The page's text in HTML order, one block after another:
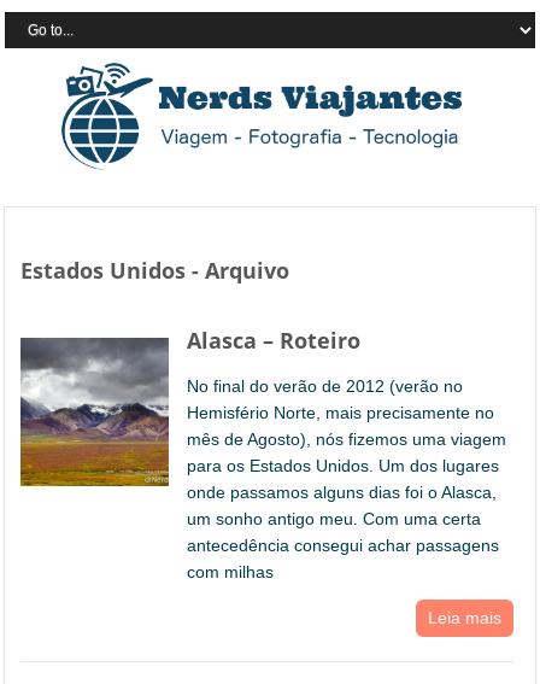
Estados Unidos - Arquivo
Alasca – Roteiro
No final do verão de 2012 (verão no
Hemisfério Norte, mais precisamente no
mês de Agosto), nós fizemos uma viagem
para os Estados Unidos. Um dos lugares
onde passamos alguns dias foi o Alasca,
um sonho antigo meu. Com uma certa
antecedência consegui achar passagens
com milhas
Leia mais